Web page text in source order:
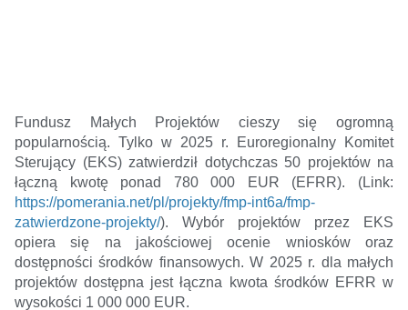
Fundusz Małych Projektów cieszy się ogromną
popularnością. Tylko w 2025 r. Euroregionalny Komitet
Sterujący (EKS) zatwierdził dotychczas 50 projektów na
łączną kwotę ponad 780 000 EUR (EFRR). (Link:
https://pomerania.net/pl/projekty/fmp-int6a/fmp-
zatwierdzone-projekty/). Wybór projektów przez EKS
opiera się na jakościowej ocenie wniosków oraz
dostępności środków finansowych. W 2025 r. dla małych
projektów dostępna jest łączna kwota środków EFRR w
wysokości 1 000 000 EUR.